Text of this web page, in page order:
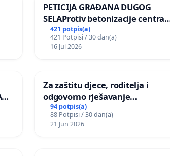
PETICIJA GRAĐANA DUGOG
SELAProtiv betonizacije centra
grada i za očuvanje postojećih
zelenih površina i odraslih
pri donošenju izmjena
421 potpis(a)
421 Potpisi / 30 dan(a)
16 Jul 2026
Za zaštitu djece, roditelja i
odgovorno rješavanje
maloljetničkog nasilja
94 potpis(a)
88 Potpisi / 30 dan(a)
21 Jun 2026